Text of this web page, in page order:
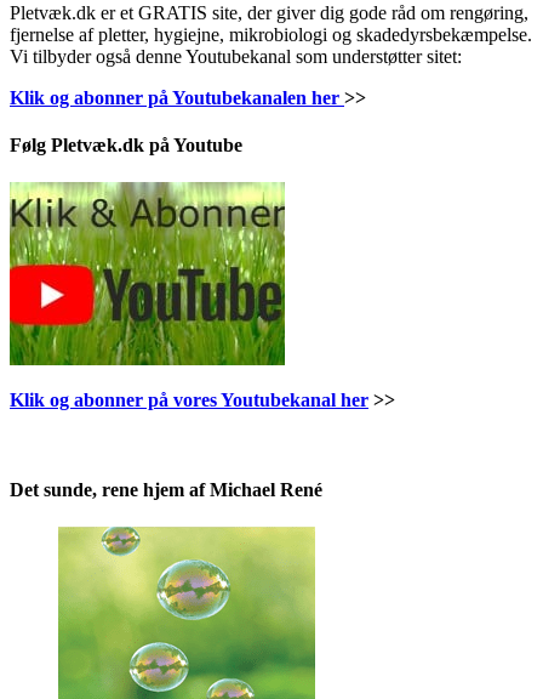
Pletvæk.dk er et GRATIS site, der giver dig gode råd om rengøring,
fjernelse af pletter, hygiejne, mikrobiologi og skadedyrsbekæmpelse.
Vi tilbyder også denne Youtubekanal som understøtter sitet:
Klik og abonner på Youtubekanalen her >>
Følg Pletvæk.dk på Youtube
Klik og abonner på vores Youtubekanal her >>
Det sunde, rene hjem af Michael René